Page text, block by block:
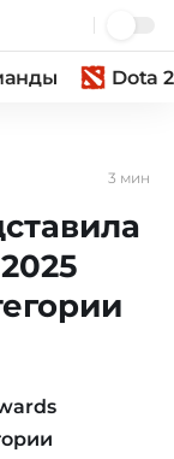
Dota 2
3 мин